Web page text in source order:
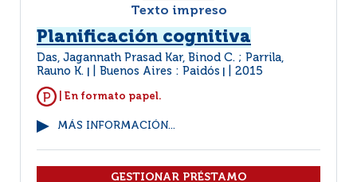
Texto impreso
Planificación cognitiva
Das, Jagannath Prasad Kar, Binod C. ; Parrila,
Rauno K.
Buenos Aires : Paidós 2015
| En formato papel.
MÁS INFORMACIÓN...